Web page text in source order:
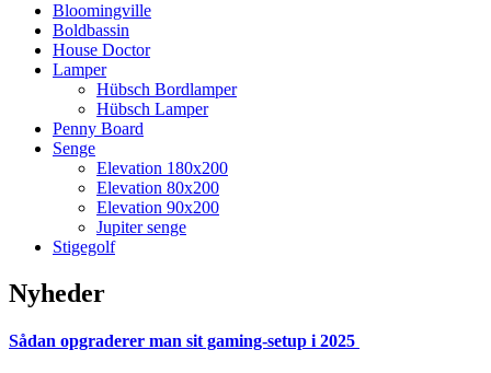
Bloomingville
Boldbassin
House Doctor
Lamper
Hübsch Bordlamper
Hübsch Lamper
Penny Board
Senge
Elevation 180x200
Elevation 80x200
Elevation 90x200
Jupiter senge
Stigegolf
Nyheder
Sådan opgraderer man sit gaming-setup i 2025